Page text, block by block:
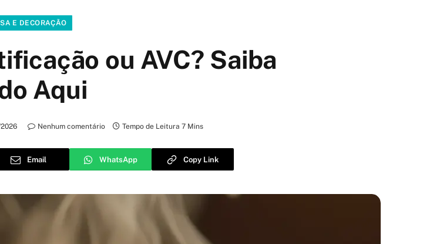
E DECORAÇÃO
ou AVC? Saiba
Aqui
Nenhum comentário Tempo de Leitura 7 Mins
Email WhatsApp Copy Link